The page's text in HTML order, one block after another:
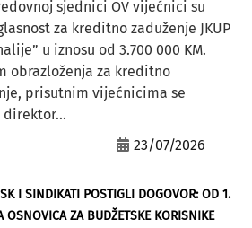
sjednici OV vijećnici su
za kreditno zaduženje JKUP
u iznosu od 3.700 000 KM.
obrazloženja za kreditno
prisutnim vijećnicima se
23/07/2026
I SINDIKATI POSTIGLI DOGOVOR: OD 1.
OSNOVICA ZA BUDŽETSKE KORISNIKE